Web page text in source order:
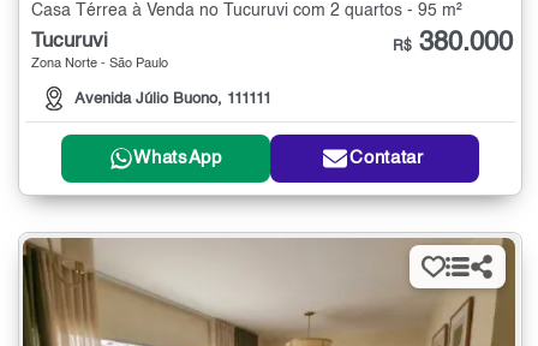
Casa Térrea à Venda no Tucuruvi com 2 quartos - 95 m²
Tucuruvi
Zona Norte - São Paulo
Avenida Júlio Buono, 111111
R$ 380.000
WhatsApp Contatar